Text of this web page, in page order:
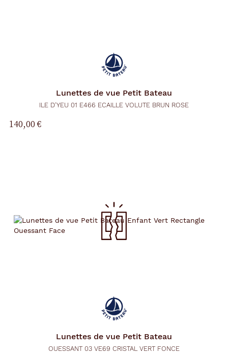
Lunettes de vue Petit Bateau
ILE D'YEU 01 E466 ECAILLE VOLUTE BRUN ROSE
140,00 €
Lunettes de vue Petit Bateau
OUESSANT 03 VE69 CRISTAL VERT FONCE